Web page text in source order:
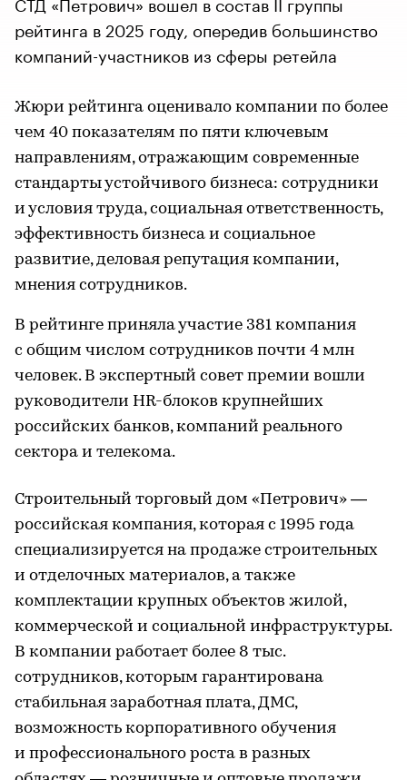
рейтинга в 2025 году, опередив большинство
компаний-участников из сферы ретейла
Жюри рейтинга оценивало компании по более
чем 40 показателям по пяти ключевым
направлениям, отражающим современные
стандарты устойчивого бизнеса: сотрудники
и условия труда, социальная ответственность,
эффективность бизнеса и социальное
развитие, деловая репутация компании,
мнения сотрудников.
В рейтинге приняла участие 381 компания
с общим числом сотрудников почти 4 млн
человек. В экспертный совет премии вошли
руководители HR-блоков крупнейших
российских банков, компаний реального
сектора и телекома.
Строительный торговый дом «Петрович» —
российская компания, которая с 1995 года
специализируется на продаже строительных
и отделочных материалов, а также
комплектации крупных объектов жилой,
коммерческой и социальной инфраструктуры.
В компании работает более 8 тыс.
сотрудников, которым гарантирована
стабильная заработная плата, ДМС,
возможность корпоративного обучения
и профессионального роста в разных